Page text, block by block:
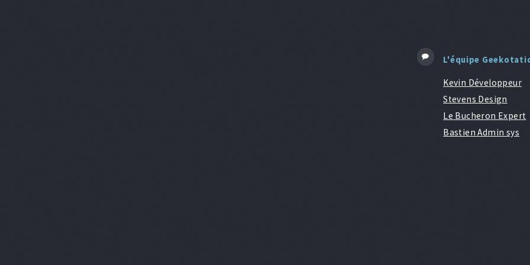
L'équipe
Kevin Développeur
Stevens Design
Le Bucheron Expert
Bastien Admin sys